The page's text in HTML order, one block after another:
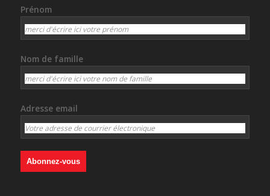
Prénom
Nom de famille
Adresse email